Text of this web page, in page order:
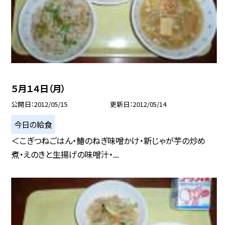
５月１４日（月）
公開日 2012/05/15 更新日 2012/05/14
今日の給食
＜こぎつねごはん・鰆のねぎ味噌かけ・新じゃが芋の炒め
煮・えのきと生揚げの味噌汁・...